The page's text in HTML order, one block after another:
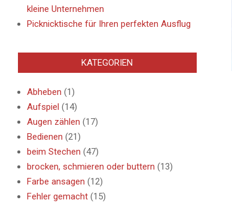
kleine Unternehmen
Picknicktische für Ihren perfekten Ausflug
KATEGORIEN
Abheben (1)
Aufspiel (14)
Augen zählen (17)
Bedienen (21)
beim Stechen (47)
brocken, schmieren oder buttern (13)
Farbe ansagen (12)
Fehler gemacht (15)